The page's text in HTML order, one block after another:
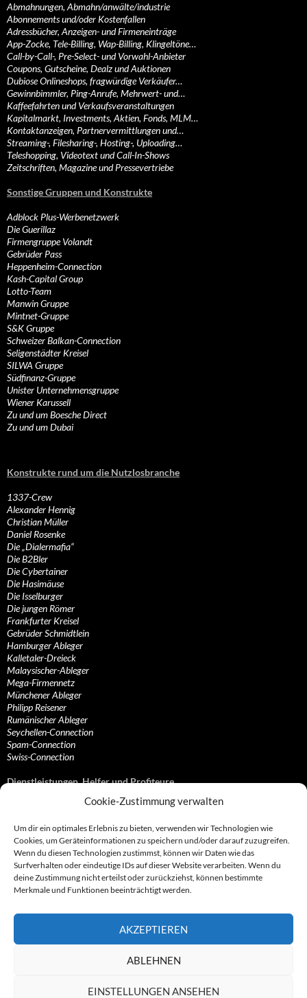
Cookie-Zustimmung verwalten
Um dir ein optimales Erlebnis zu bieten, verwenden wir Technologien wie
Cookies, um Geräteinformationen zu speichern und/oder darauf zuzugreifen.
Wenn du diesen Technologien zustimmst, können wir Daten wie das
Surfverhalten oder eindeutige IDs auf dieser Website verarbeiten. Wenn du
deine Zustimmung nicht erteilst oder zurückziehst, können bestimmte
Merkmale und Funktionen beeinträchtigt werden.
AKZEPTIEREN
ABLEHNEN
EINSTELLUNGEN ANSEHEN
Abmahnungen, Abmahn/anwälte/industrie
Abonnements und/oder Kostenfallen
Adressbücher, Anzeigen- und Firmeneinträge
App-Zocke, Tele-Billing, Wap-Billing, Klingeltöne…
Call-by-Call-, Pre-Select- und Vorwahl-Anbieter
Coupons, Gutscheine, Dealz und Auktionen
Dubiose Onlineshops, fragwürdige Verkäufer…
Gewinnbimmler, Ping-Anrufe, Mehrwert- und…
Kaffeefahrten und Verkaufsveranstaltungen
Kapitalmarkt, Investments, Aktien, Fonds, MLM…
Kontaktanzeigen, Partnervermittlungen und…
Streaming-, Filesharing-, Hosting-, Uploading…
Teleshopping, Videotext und Call-In-Shows
Zeitschriften, Magazine und Pressevertriebe
Sonstige Gruppen und Konstrukte
Adblock Plus-Werbenetzwerk
Die Guerillaz
Firmengruppe Volandt
Gebrüder Pass
Heppenheim-Connection
Kash-Capital Group
Lotto-Team
Manwin Gruppe
Mintnet-Gruppe
S&K Gruppe
Schweizer Balkan-Connection
Seligenstädter Kreisel
SILWA Gruppe
Südfinanz-Gruppe
Unister Unternehmensgruppe
Wiener Karussell
Zu und um Boesche Direct
Zu und um Dubai
Konstrukte rund um die Nutzlosbranche
1337-Crew
Alexander Hennig
Christian Müller
Daniel Rosenke
Die „Dialermafia“
Die B2Bler
Die Cybertainer
Die Hasimäuse
Die Isselburger
Die jungen Römer
Frankfurter Kreisel
Gebrüder Schmidtlein
Hamburger Ableger
Kalletaler-Dreieck
Malaysischer-Ableger
Mega-Firmennetz
Münchener Ableger
Philipp Reisener
Rumänischer Ableger
Seychellen-Connection
Spam-Connection
Swiss-Connection
Dienstleistungen, Helfer und Profiteure
Anonymisierungsdienste, VPN- und Web-Proxy…
Bezahlsysteme, Finanzdienstleister und…
Bürodienstleister, Firmengründer- und/oder…
Datenhändler, Adressbroker und zielgerichtetes…
Hosting, Routing, Provider, Domain-, Web- und…
Inkasso, Forderungsmanagement und eintreibende…
Spieleanbieter, Online- und Browsergames
Partnerprogramme, Vertriebskanäle- und…
Telekommunikationsdienstleister, Internet…
Vereine, Verbände, Vereinigungen und Lobbyisten
Web-Rotlichtbezirk, Erotik- und XXX-Anbieter
Sonstige Dienstleister, Profiteure und Kooperationen